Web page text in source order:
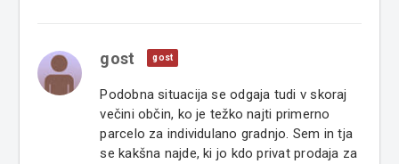
gost gost
Podobna situacija se odgaja tudi v skoraj
večini občin, ko je težko najti primerno
parcelo za individulano gradnjo. Sem in tja
se kakšna najde, ki jo kdo privat prodaja za